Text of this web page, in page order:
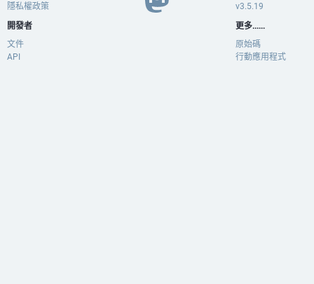
隱私權政策
開發者
文件
API
v3.5.19
更多......
原始碼
行動應用程式